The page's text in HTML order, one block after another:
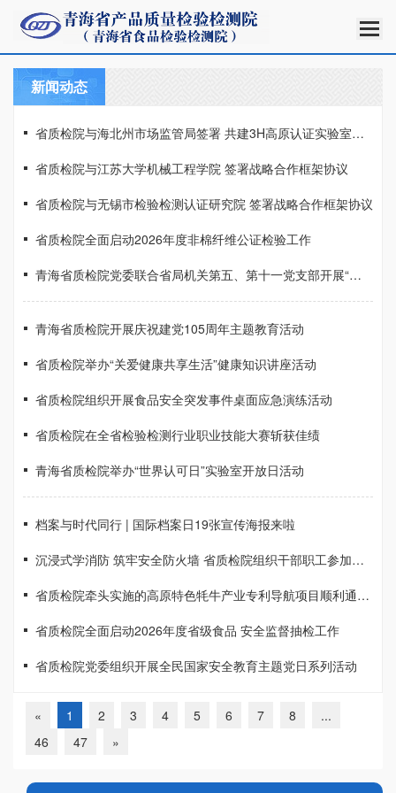
新闻动态
省质检院与海北州市场监管局签署 共建3H高原认证实验室合作框架协议
省质检院与江苏大学机械工程学院 签署战略合作框架协议
省质检院与无锡市检验检测认证研究院 签署战略合作框架协议
省质检院全面启动2026年度非棉纤维公证检验工作
青海省质检院党委联合省局机关第五、第十一党支部开展“庆七一”主题党日活动
青海省质检院开展庆祝建党105周年主题教育活动
省质检院举办“关爱健康共享生活”健康知识讲座活动
省质检院组织开展食品安全突发事件桌面应急演练活动
省质检院在全省检验检测行业职业技能大赛斩获佳绩
青海省质检院举办“世界认可日”实验室开放日活动
档案与时代同行 | 国际档案日19张宣传海报来啦
沉浸式学消防 筑牢安全防火墙 省质检院组织干部职工参加消防大队“红门开放”主题活动
省质检院牵头实施的高原特色牦牛产业专利导航项目顺利通过验收
省质检院全面启动2026年度省级食品 安全监督抽检工作
省质检院党委组织开展全民国家安全教育主题党日系列活动
« 1 2 3 4 5 6 7 8
...
46
47 »